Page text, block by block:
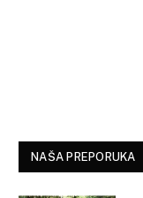
NAŠA PREPORUKA